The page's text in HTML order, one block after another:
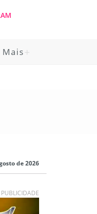
Mais
de 2026
PUBLICIDADE